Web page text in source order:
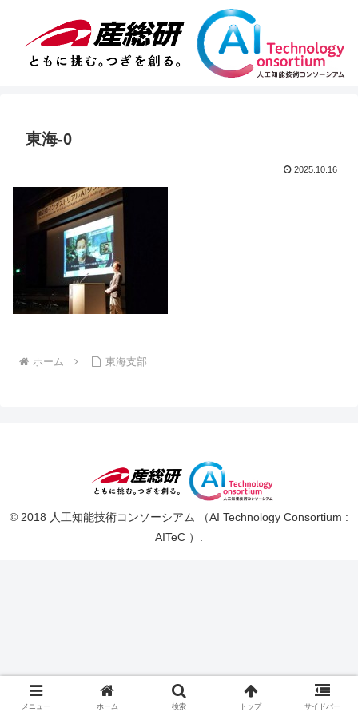
東海-0
2025.10.16
ホーム 東海支部
© 2018 人工知能技術コンソーシアム （AI Technology Consortium :
AITeC ）.
メニュー ホーム 検索 トップ サイドバー